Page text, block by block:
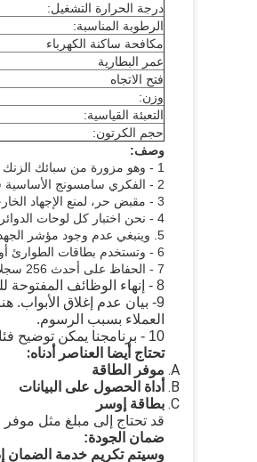
درجة الحرارة التشغيل:
الرطوبة المناسبة:
مكافحة ساكنة الكهرباء
عمر البطارية
فتح الاتجاه
وزن:
التعبئة القياسية:
حجم الكرتون:
وصف:
1 -
وهو مزورة من سبائك الزنك
2 -
الفكري سامسونج الأساسية
3 -
مقبض حر، لمنع الإجهاد
4 -
نحن اختبار كل لوحات
5. وينبغي عدم وجود مؤشر
6 -
وتستخدم بطاقات الطوارئ أو
7 -
الحفاظ على أحدث 256 سجلات فتح الباب سيركولارلي.
8 -
إنهاء الوظائف المفتوحة
9- بيان عدم إغلاق الأبواب.
العملاء بسبب الرسوم.
10 -
برنامجنا يمكن توضيح
تحتاج أيضا العناصر أدناه:
موفر الطاقة
أداة الحصول على البيانات
بطاقة إوسر
قد تحتاج إلى مبلغ مثل
ضمان الجودة:
وسيتم تكريم خدمة الضمان إذا كان الضرر